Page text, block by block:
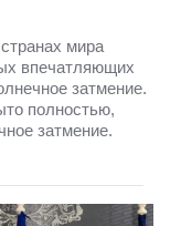
мира
впечатляющих
затмение.
полностью,
затмение.